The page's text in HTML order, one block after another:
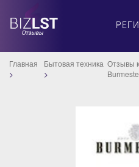
Главная Бытовая техника Отзывы